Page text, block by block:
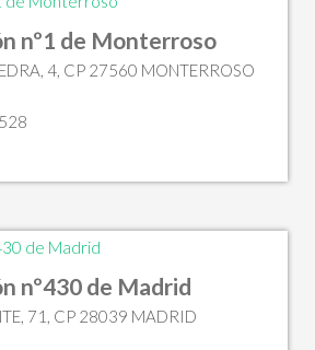
nº1 de Monterroso
4, CP 27560 MONTERROSO
nº430 de Madrid
71, CP 28039 MADRID